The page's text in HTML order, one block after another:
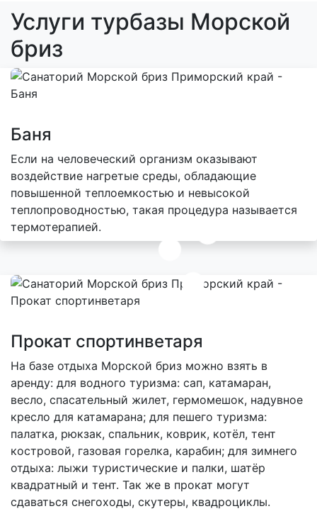
Услуги турбазы Морской
бриз
Баня
Если на человеческий организм оказывают
воздействие нагретые среды, обладающие
повышенной теплоемкостью и невысокой
теплопроводностью, такая процедура называется
термотерапией.
Прокат спортинветаря
На базе отдыха Морской бриз можно взять в
аренду: для водного туризма: сап, катамаран,
весло, спасательный жилет, гермомешок, надувное
кресло для катамарана; для пешего туризма:
палатка, рюкзак, спальник, коврик, котёл, тент
костровой, газовая горелка, карабин; для зимнего
отдыха: лыжи туристические и палки, шатёр
квадратный и тент. Так же в прокат могут
сдаваться снегоходы, скутеры, квадроциклы.